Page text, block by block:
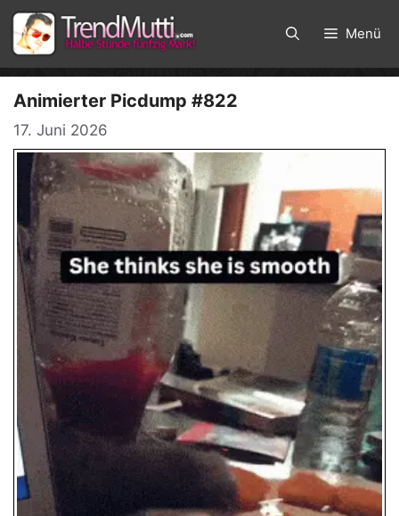
Zum
Inhalt
springen
Menü
Animierter Picdump #822
17. Juni 2026